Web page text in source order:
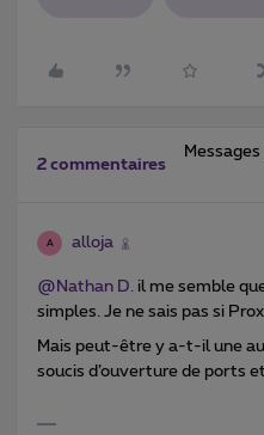
2 commentaires
A alloja
@Nathan D. il me semble
simples. Je ne sais pas si
Mais peut-être y a-t-il une
soucis d’ouverture de ports